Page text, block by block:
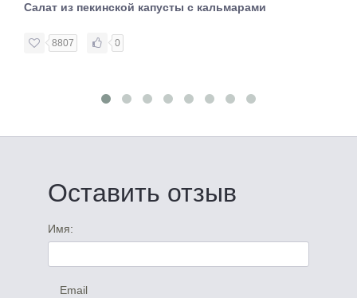
Салат из пекинской капусты с кальмарами
8807 0
Оставить отзыв
Имя:
Email